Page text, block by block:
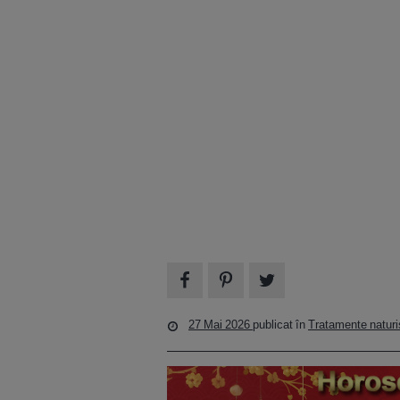
27 Mai 2026 publicat înTratamente